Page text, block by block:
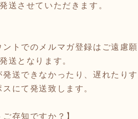
送させていただきます。
ントでのメルマガ登録はご遠慮
送となります。
発送できなかったり、遅れたり
にて発送致します。
存知ですか？】